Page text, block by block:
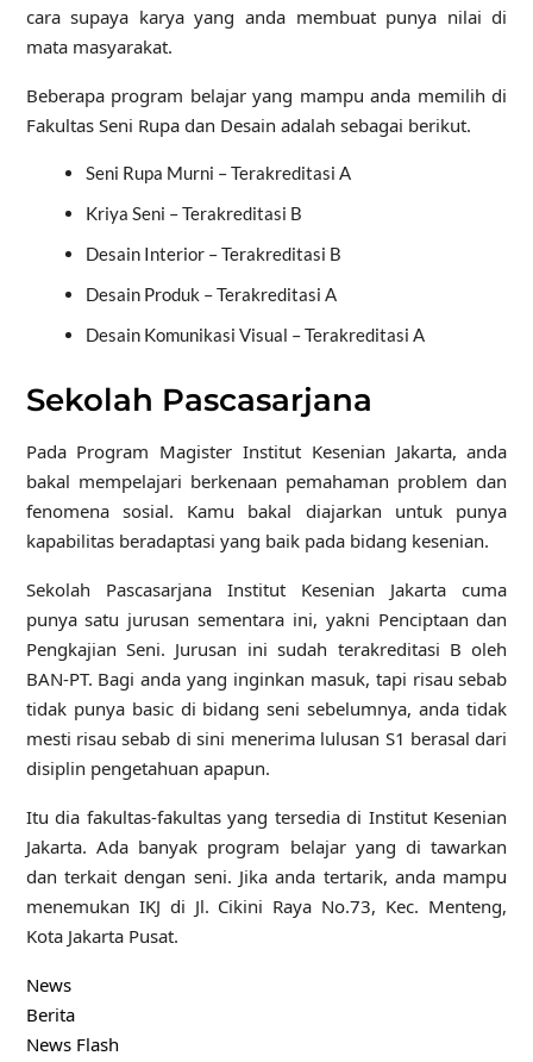
cara supaya karya yang anda membuat punya nilai di
mata masyarakat.
Beberapa program belajar yang mampu anda memilih di
Fakultas Seni Rupa dan Desain adalah sebagai berikut.
Seni Rupa Murni – Terakreditasi A
Kriya Seni – Terakreditasi B
Desain Interior – Terakreditasi B
Desain Produk – Terakreditasi A
Desain Komunikasi Visual – Terakreditasi A
Sekolah Pascasarjana
Pada Program Magister Institut Kesenian Jakarta, anda
bakal mempelajari berkenaan pemahaman problem dan
fenomena sosial. Kamu bakal diajarkan untuk punya
kapabilitas beradaptasi yang baik pada bidang kesenian.
Sekolah Pascasarjana Institut Kesenian Jakarta cuma
punya satu jurusan sementara ini, yakni Penciptaan dan
Pengkajian Seni. Jurusan ini sudah terakreditasi B oleh
BAN-PT. Bagi anda yang inginkan masuk, tapi risau sebab
tidak punya basic di bidang seni sebelumnya, anda tidak
mesti risau sebab di sini menerima lulusan S1 berasal dari
disiplin pengetahuan apapun.
Itu dia fakultas-fakultas yang tersedia di Institut Kesenian
Jakarta. Ada banyak program belajar yang di tawarkan
dan terkait dengan seni. Jika anda tertarik, anda mampu
menemukan IKJ di Jl. Cikini Raya No.73, Kec. Menteng,
Kota Jakarta Pusat.
News
Berita
News Flash